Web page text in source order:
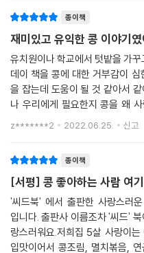
종이책
재미있고 유익한 콩 이야기
유치원이나 학교에서 텃밭을 가
데이 책을 콩에 대한 거부감이
을 잡는데 도움이 될 것 같아서
나 우리에게 필요한지 콩을 왜
사람, 콩을 더 알고 싶은 사람, 알
z*******2 2022.06.25. 신고
종이책
[서평] 콩 좋아하는 사람 여
'씨드북' 에서 출판한 사랑스러
입니다. 출판사 이름조차 '씨드' 북이라니! 너무 귀엽고 사
랑스러워요.저희집 5살 사랑이
입맛이어서 콩조림, 멸치볶음,